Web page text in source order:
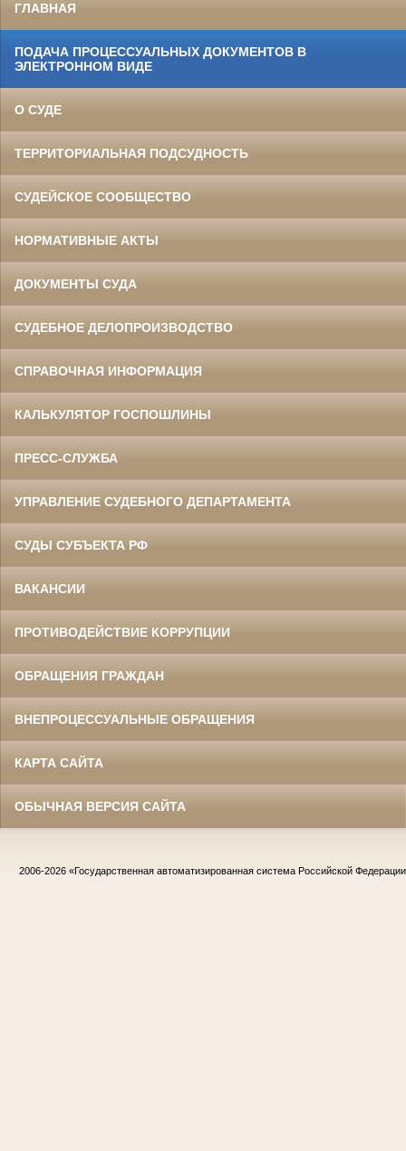
ГЛАВНАЯ
ПОДАЧА ПРОЦЕССУАЛЬНЫХ ДОКУМЕНТОВ В
ЭЛЕКТРОННОМ ВИДЕ
О СУДЕ
ТЕРРИТОРИАЛЬНАЯ ПОДСУДНОСТЬ
СУДЕЙСКОЕ СООБЩЕСТВО
НОРМАТИВНЫЕ АКТЫ
ДОКУМЕНТЫ СУДА
СУДЕБНОЕ ДЕЛОПРОИЗВОДСТВО
СПРАВОЧНАЯ ИНФОРМАЦИЯ
КАЛЬКУЛЯТОР ГОСПОШЛИНЫ
ПРЕСС-СЛУЖБА
УПРАВЛЕНИЕ СУДЕБНОГО ДЕПАРТАМЕНТА
СУДЫ СУБЪЕКТА РФ
ВАКАНСИИ
ПРОТИВОДЕЙСТВИЕ КОРРУПЦИИ
ОБРАЩЕНИЯ ГРАЖДАН
ВНЕПРОЦЕССУАЛЬНЫЕ ОБРАЩЕНИЯ
КАРТА САЙТА
ОБЫЧНАЯ ВЕРСИЯ САЙТА
2006-2026 «Государственная автоматизированная система Российской